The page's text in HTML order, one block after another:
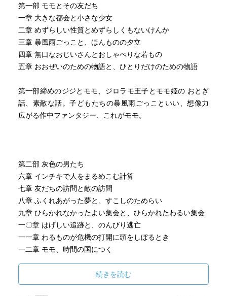
第一部 モモとその友だち
一章 大きな都会と小さな少女
二章 めずらしい性質とめずらしくもないけんか
三章 暴風雨ごっこと、ほんものの夕立
四章 無口なおじいさんとおしゃべりな若もの
五章 おおぜいのための物語と、ひとりだけのための物語
第一部締めのジジとモモ、ジロラモ王子とモモ姫の おとぎ
話、素敵な話。子どもたちの暴風雨ごっこといい、想像力
広がる作中ファンタジー、これがモモ。
第二部 灰色の男たち
六章 インチキで人をまるめこむ計算
七章 友だちの訪問と敵の訪問
八章 ふくれあがった夢と、すこしのためらい
九章 ひらかれなかったよい集会と、ひらかれたわるい集会
一〇章 はげしい追跡と、のんびり逃亡
一一章 わるものが危機の打開に頭をしぼるとき
一二章 モモ、時間の国につく
実態のない灰色の男たちの怖さ、、、え？これ令和の話で
は？と驚く。
続きを読む